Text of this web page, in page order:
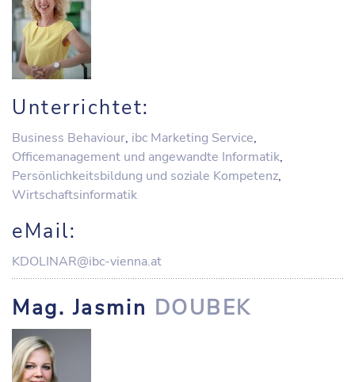
Unterrichtet:
Business Behaviour, ibc Marketing Service,
Officemanagement und angewandte Informatik,
Persönlichkeitsbildung und soziale Kompetenz,
Wirtschaftsinformatik
eMail:
KDOLINAR@ibc-vienna.at
Mag. Jasmin DOUBEK